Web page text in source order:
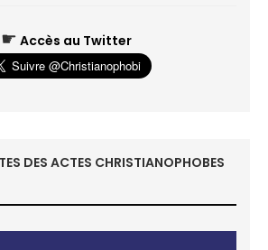
☛ Accès au Twitter
DES ACTES CHRISTIANOPHOBES